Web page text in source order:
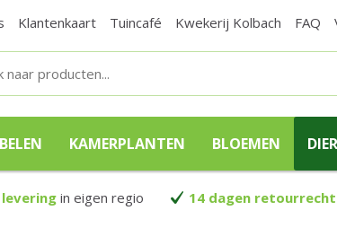
Klantenkaart Tuincafé Kwekerij Kolbach FAQ
KAMERPLANTEN BLOEMEN DIER
leveringin eigen regio 14 dagen retourrecht